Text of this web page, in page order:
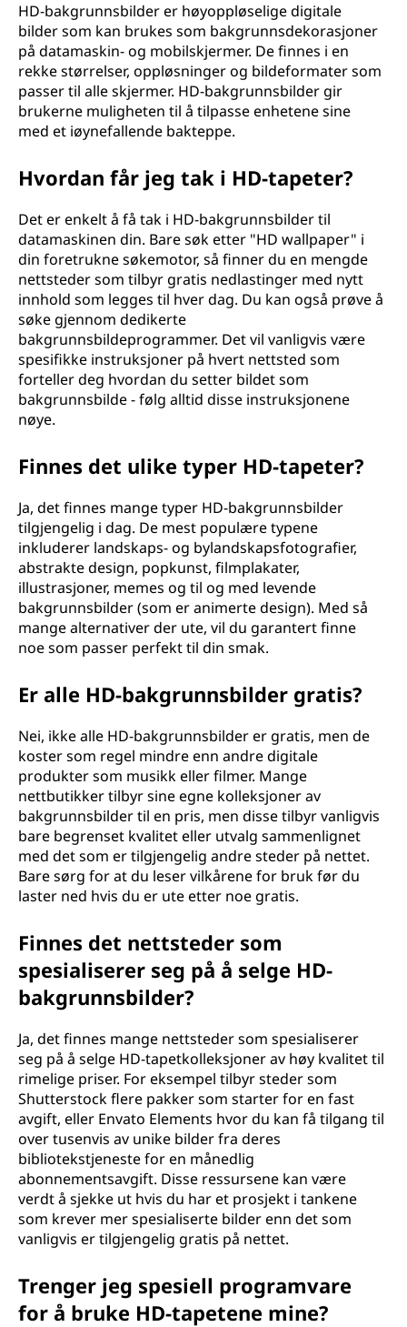
HD-bakgrunnsbilder er høyoppløselige digitale
bilder som kan brukes som bakgrunnsdekorasjoner
på datamaskin- og mobilskjermer. De finnes i en
rekke størrelser, oppløsninger og bildeformater som
passer til alle skjermer. HD-bakgrunnsbilder gir
brukerne muligheten til å tilpasse enhetene sine
med et iøynefallende bakteppe.
Hvordan får jeg tak i HD-tapeter?
Det er enkelt å få tak i HD-bakgrunnsbilder til
datamaskinen din. Bare søk etter "HD wallpaper" i
din foretrukne søkemotor, så finner du en mengde
nettsteder som tilbyr gratis nedlastinger med nytt
innhold som legges til hver dag. Du kan også prøve å
søke gjennom dedikerte
bakgrunnsbildeprogrammer. Det vil vanligvis være
spesifikke instruksjoner på hvert nettsted som
forteller deg hvordan du setter bildet som
bakgrunnsbilde - følg alltid disse instruksjonene
nøye.
Finnes det ulike typer HD-tapeter?
Ja, det finnes mange typer HD-bakgrunnsbilder
tilgjengelig i dag. De mest populære typene
inkluderer landskaps- og bylandskapsfotografier,
abstrakte design, popkunst, filmplakater,
illustrasjoner, memes og til og med levende
bakgrunnsbilder (som er animerte design). Med så
mange alternativer der ute, vil du garantert finne
noe som passer perfekt til din smak.
Er alle HD-bakgrunnsbilder gratis?
Nei, ikke alle HD-bakgrunnsbilder er gratis, men de
koster som regel mindre enn andre digitale
produkter som musikk eller filmer. Mange
nettbutikker tilbyr sine egne kolleksjoner av
bakgrunnsbilder til en pris, men disse tilbyr vanligvis
bare begrenset kvalitet eller utvalg sammenlignet
med det som er tilgjengelig andre steder på nettet.
Bare sørg for at du leser vilkårene for bruk før du
laster ned hvis du er ute etter noe gratis.
Finnes det nettsteder som
spesialiserer seg på å selge HD-
bakgrunnsbilder?
Ja, det finnes mange nettsteder som spesialiserer
seg på å selge HD-tapetkolleksjoner av høy kvalitet til
rimelige priser. For eksempel tilbyr steder som
Shutterstock flere pakker som starter for en fast
avgift, eller Envato Elements hvor du kan få tilgang til
over tusenvis av unike bilder fra deres
bibliotekstjeneste for en månedlig
abonnementsavgift. Disse ressursene kan være
verdt å sjekke ut hvis du har et prosjekt i tankene
som krever mer spesialiserte bilder enn det som
vanligvis er tilgjengelig gratis på nettet.
Trenger jeg spesiell programvare
for å bruke HD-tapetene mine?